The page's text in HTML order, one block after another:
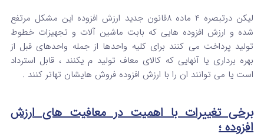
لیکن درتبصره 4 ماده 8قانون جدید ارزش افزوده این مشکل مرتفع
شده و ارزش افزوده هایی که بابت ماشین آلات و تجهیزات خطوط
تولید پرداخت می کنند برای کلیه واحدها از جمله واحدهای قبل از
بهره برداری یا آنهایی که کالای معاف تولید م یکنند ، قابل استرداد
است یا می توانند ان را با ارزش افزوده فروش هایشان تهاتر کنند .
برخی تغییرات با اهمیت در معافیت های ارزش
افزوده ؛